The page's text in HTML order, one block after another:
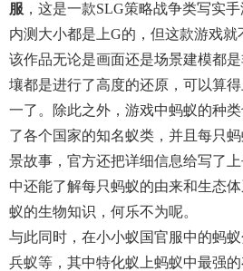
服 ，这是一款SLG策略战争类写实
内测大小都是上G的，但这款游戏就
该作品无论是画面还是场景建模都
壤都是进行了高度的还原，可以算
一了。除此之外，游戏中蚂蚁的种
了各个国家的知名蚁类，并且每只
景故事，官方还把详细信息给写了
中还能了解每只蚂蚁的由来和生态
蚁的生物知识，何乐不为呢。
与此同时，在小小蚁国官服中的蚂蚁
兵蚁等，其中特化蚁上蚂蚁中最强